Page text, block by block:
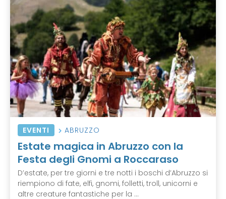
EVENTI ABRUZZO
Estate magica in Abruzzo con la
Festa degli Gnomi a Roccaraso
D’estate, per tre giorni e tre notti i boschi d’Abruzzo si
riempiono di fate, elfi, gnomi, folletti, troll, unicorni e
altre creature fantastiche per la ...